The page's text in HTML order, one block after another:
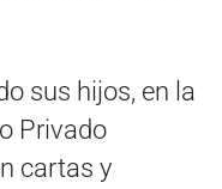
sus hijos, en la
Privado
cartas y